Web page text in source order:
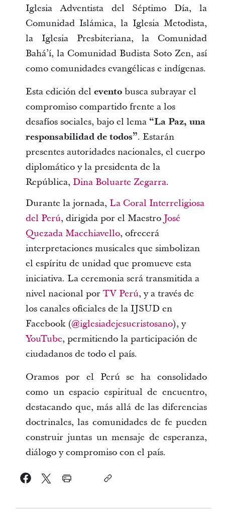
Iglesia Adventista del Séptimo Día, la
Comunidad Islámica, la Iglesia Metodista,
la Iglesia Presbiteriana, la Comunidad
Bahá’í, la Comunidad Budista Soto Zen, así
como comunidades evangélicas e indígenas.
Esta edición del evento busca subrayar el
compromiso compartido frente a los
desafíos sociales, bajo el lema “La Paz, una
responsabilidad de todos”. Estarán
presentes autoridades nacionales, el cuerpo
diplomático y la presidenta de la
República,Dina Boluarte Zegarra.
Durante la jornada, La Coral Interreligiosa
del Perú, dirigida por el Maestro José
Quezada Macchiavello, ofrecerá
interpretaciones musicales que simbolizan
el espíritu de unidad que promueve esta
iniciativa. La ceremonia será transmitida a
nivel nacional por TV Perú, y a través de
los canales oficiales de la IJSUD en
Facebook (@iglesiadejesucristosano), y
YouTube, permitiendo la participación de
ciudadanos de todo el país.
Oramos por el Perú se ha consolidado
como un espacio espiritual de encuentro,
destacando que, más allá de las diferencias
doctrinales, las comunidades de fe pueden
construir juntas un mensaje de esperanza,
diálogo y compromiso con el país.